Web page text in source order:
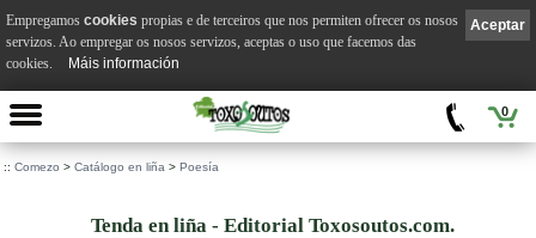
0
:: Comezo > Catálogo en liña > Poesía
Tenda en liña - Editorial Toxosoutos.com.
Aceptar
Empregamos cookies propias e de terceiros que nos permiten ofrecer os nosos
servizos. Ao empregar os nosos servizos, aceptas o uso que facemos das
cookies.
Máis información